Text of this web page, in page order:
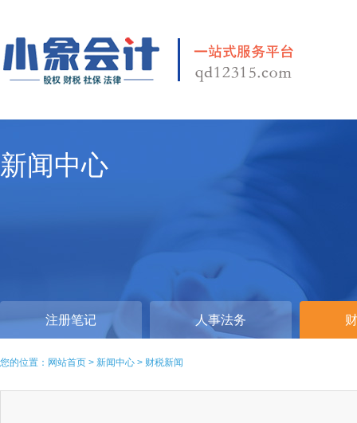
新闻中心
注册笔记 人事法务
您的位置： 网站首页 > 新闻中心 > 财税新闻